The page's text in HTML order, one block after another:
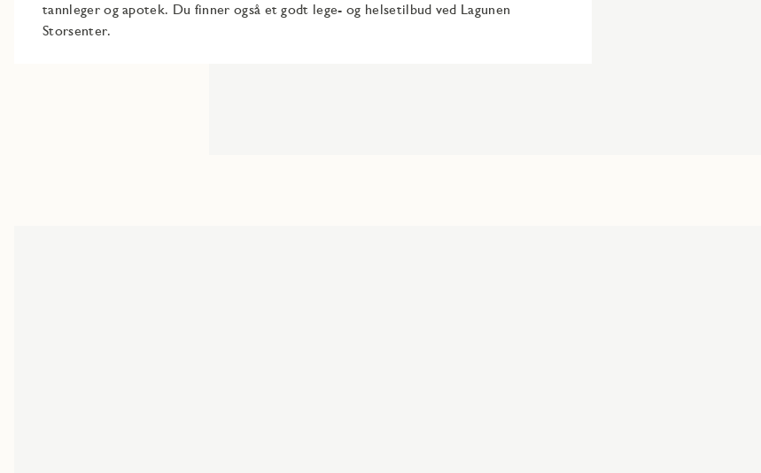
tannleger og apotek. Du finner også et godt lege- og helsetilbud ved Lagunen
Storsenter.